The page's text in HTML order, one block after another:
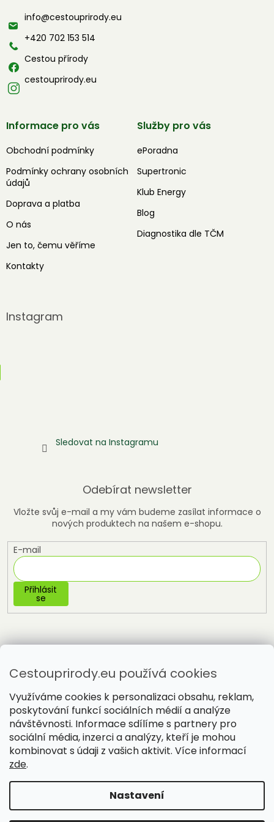
Cestouprirody.eu používá cookies
Využíváme cookies k personalizaci obsahu, reklam,
poskytování funkcí sociálních médií a analýze
návštěvnosti. Informace sdílíme s partnery pro
sociální média, inzerci a analýzy, kteří je mohou
kombinovat s údaji z vašich aktivit. Více informací
zde.
Nastavení
t info@cestouprirody.eu
+420 702 153 514
Cestou přírody
cestouprirody.eu
Informace pro vás
Obchodní podmínky
Podmínky ochrany osobních
údajů
Doprava a platba
O nás
Jen to, čemu věříme
Kontakty
Služby pro vás
ePoradna
Supertronic
Klub Energy
Blog
Diagnostika dle TČM
Instagram
Sledovat na Instagramu
Odebírat newsletter
Vložte svůj e-mail a my vám budeme zasílat informace o
nových produktech na našem e-shopu.
E-mail
Přihlásit
se
Vytvořil Shoptet
Copyright 2026